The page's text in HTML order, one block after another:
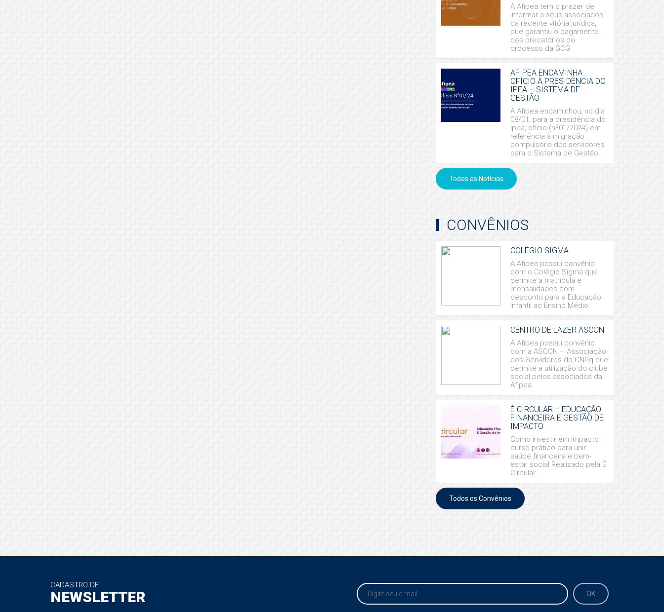
A Afipea tem o prazer de
informar a seus associados
da recente vitória jurídica,
que garantiu o pagamento
dos precatórios do
processo da GCG.
AFIPEA ENCAMINHA
OFÍCIO À PRESIDÊNCIA DO
IPEA – SISTEMA DE
GESTÃO
A Afipea encaminhou, no dia
08/01, para a presidência do
Ipea, ofício (nº01/2024) em
referência à migração
compulsória dos servidores
para o Sistema de Gestão.
Todas as Notícias
CONVÊNIOS
COLÉGIO SIGMA
A Afipea possui convênio
com o Colégio Sigma que
permite a matrícula e
mensalidades com
desconto para a Educação
Infantil ao Ensino Médio.
CENTRO DE LAZER ASCON
A Afipea possui convênio
com a ASCON – Associação
dos Servidores do CNPq que
permite a utilização do clube
social pelos associados da
Afipea.
É CIRCULAR – EDUCAÇÃO
FINANCEIRA E GESTÃO DE
IMPACTO
Como investir em impacto –
curso prático para unir
saúde financeira e bem-
estar social Realizado pela É
Circular.
Todos os Convênios
CADASTRO DE
NEWSLETTER